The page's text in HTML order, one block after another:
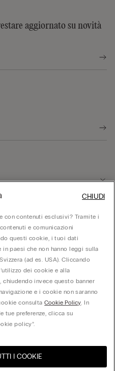
la taglia
aggiornato su novità
8952 Schlieren, CHE-287.459.583,
United States
con contenuti esclusivi? Tramite i
e comunicazioni
questi cookie, i tuoi dati
paesi che non hanno leggi sulla
(ad es. USA). Cliccando
dei cookie e alla
invece questo banner
e i cookie non saranno
consultaCookie Policy. In
tue preferenze, clicca su
policy”.
I COOKIE
CHIUDI